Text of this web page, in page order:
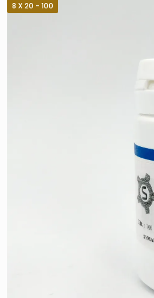
8 X 20 - 100